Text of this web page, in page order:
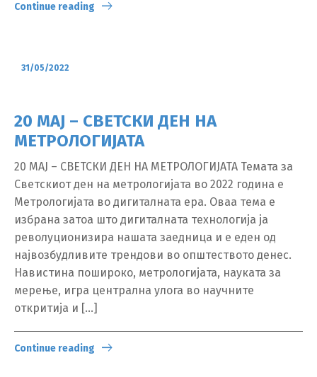
Continue reading
31/05/2022
20 МАЈ – СВЕТСКИ ДЕН НА
МЕТРОЛОГИЈАТА
20 МАЈ – СВЕТСКИ ДЕН НА МЕТРОЛОГИЈАТА Темата за
Светскиот ден на метрологијата во 2022 година е
Метрологијата во дигиталната ера. Оваа тема е
избрана затоа што дигиталната технологија ја
револуционизира нашата заедница и е еден од
највозбудливите трендови во општеството денес.
Навистина пошироко, метрологијата, науката за
мерење, игра централна улога во научните
откритија и […]
Continue reading